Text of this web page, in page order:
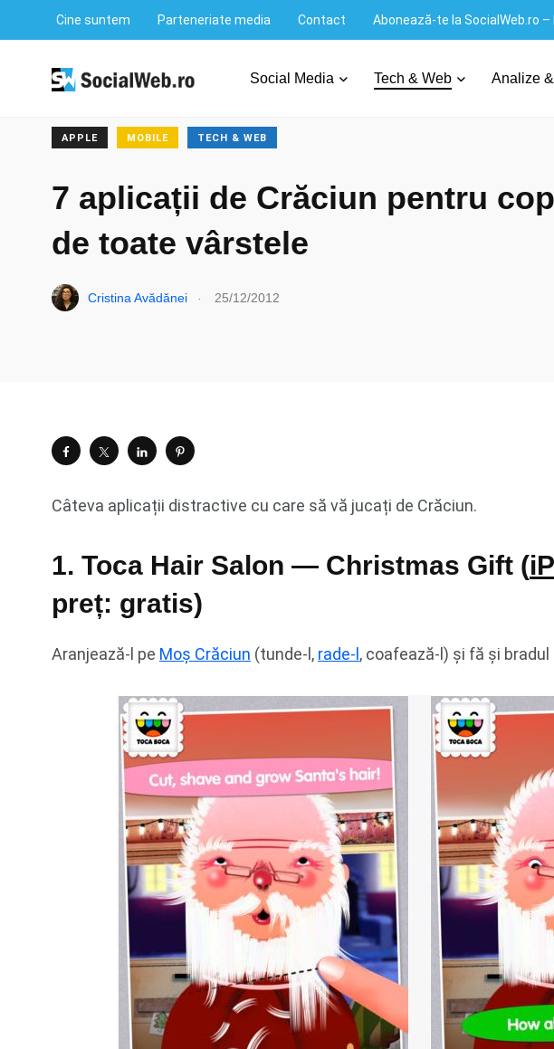
Cine suntem Parteneriate media Contact Abonează-te la SocialWeb.ro
Social Media Tech & Web Analize
SocialWeb.ro Mobile / Apple / 7 aplicații de Crăciun pentru copiii de toate
APPLE MOBILE TECH & WEB
7 aplicații de Crăciun pentru
de toate vârstele
Cristina Avădănei 25/12/2012
Câteva aplicații distractive cu care să vă jucați de Crăciun.
1. Toca Hair Salon — Christmas Gift (
preț: gratis)
Aranjează-l pe Moș Crăciun (tunde-l, rade-l , coafează-l) și fă și